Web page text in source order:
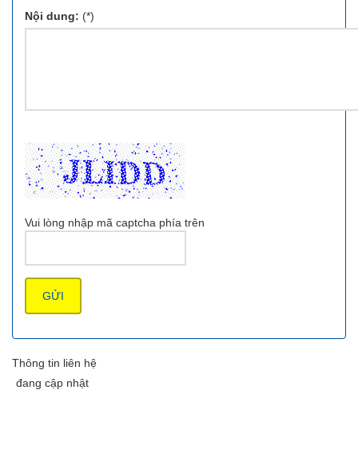
Nội dung: (*)
Vui lòng nhập mã captcha phía trên
Thông tin liên hệ
đang cập nhật